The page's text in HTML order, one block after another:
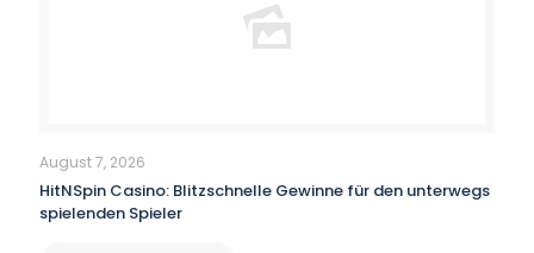
August 7, 2026
HitNSpin Casino: Blitzschnelle Gewinne für den unterwegs
spielenden Spieler